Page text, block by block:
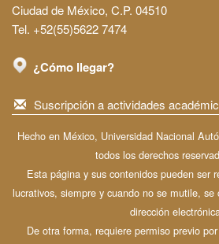
Ciudad de México, C.P. 04510
Tel. +52(55)5622 7474
¿Cómo llegar?
Suscripción a actividades
Hecho en México, Universidad Nacional
todos los derechos
Esta página y sus contenidos pueden ser
lucrativos, siempre y cuando no se mutile,
dirección
De otra forma, requiere permiso previo